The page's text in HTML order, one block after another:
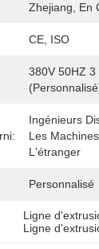
Zhejiang, En
CE, ISO
380V 50HZ 3
Ingénieurs
Les
L'étranger
Personnalisé
Ligne
Ligne